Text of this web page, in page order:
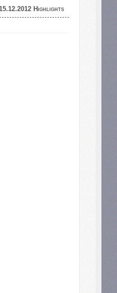
Highlights